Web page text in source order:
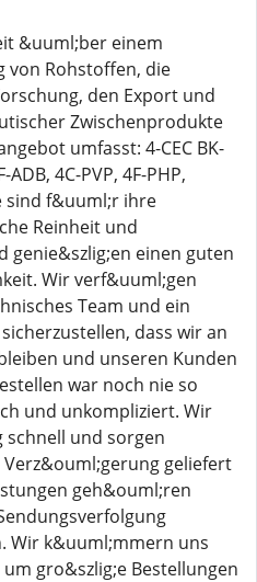
&uuml;ber einem
von Rohstoffen, die
den Export und
Zwischenprodukte
umfasst: 4-CEC BK-
ADB, 4C-PVP, 4F-PHP,
sind f&uuml;r ihre
Reinheit und
genie&szlig;en einen guten
Wir verf&uuml;gen
Team und ein
dass wir an
und unseren Kunden
war noch nie so
und unkompliziert. Wir
schnell und sorgen
geliefert
geh&ouml;ren
Wir k&uuml;mmern uns
gro&szlig;e Bestellungen